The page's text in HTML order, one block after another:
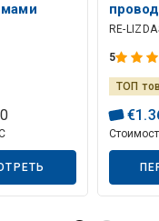
RE-
5
ТОП
€1 .